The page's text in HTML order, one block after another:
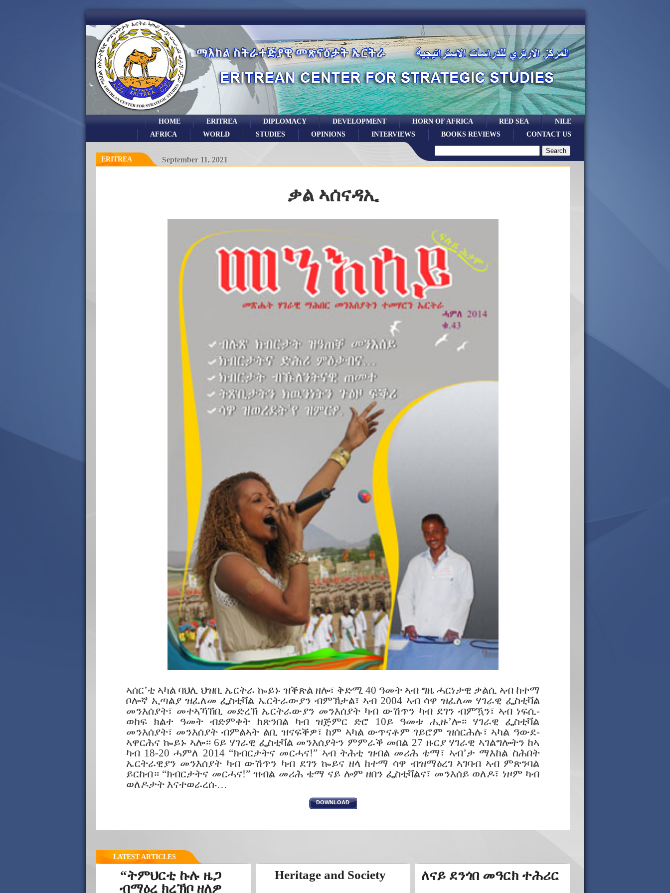
NILE
RED SEA
HORN OF AFRICA
DEVELOPMENT
DIPLOMACY
ERITREA
HOME
CONTACT US
BOOKS REVIEWS
INTERVIEWS
OPINIONS
STUDIES
WORLD
AFRICA
ERITREA September 11, 2021
ቃል ኣሰናዳኢ
ኣሰር’ቲ ኣካል ባህሊ ህዝቢ ኤርትራ ኰይኑ ዝቕጽል ዘሎ፣ ቅድሚ 40 ዓመት ኣብ ግዜ ሓርነታዊ ቃልሲ ኣብ ከተማ
ቦሎኛ ኢጣልያ ዝፈለመ ፌስቲቫል ኤርትራውያን ብምኽታል፣ ኣብ 2004 ኣብ ሳዋ ዝፈለመ ሃገራዊ ፌስቲቫል
መንእሰያት፣ መተኣኻኸቢ መድረኽ ኤርትራውያን መንእሰያት ካብ ውሽጥን ካብ ደገን ብምዃን፣ ኣብ ነፍሲ-
ወከፍ ክልተ ዓመት ብድምቀት ክጽንበል ካብ ዝጅምር ድሮ 10ይ ዓመቱ ሒዙ’ሎ። ሃገራዊ ፌስቲቫል
መንእሰያት፣ መንእሰያት ብምልኣት ልቢ ዝናፍቕዎ፣ ከም ኣካል ውጥናቶም ገይሮም ዝሰርሕሉ፣ ኣካል ዓውደ-
ኣዋርሕና ኰይኑ ኣሎ። 6ይ ሃገራዊ ፌስቲቫል መንእሰያትን ምምራቕ መበል 27 ዙርያ ሃገራዊ ኣገልግሎትን ከኣ
ካብ 18-20 ሓምለ 2014 “ክብርታትና መርሓና!” ኣብ ትሕቲ ዝብል መሪሕ ቴማ፣ ኣብ’ታ ማእከል ስሕበት
ኤርትራዊያን መንእሰያት ካብ ውሽጥን ካብ ደገን ኰይና ዘላ ከተማ ሳዋ ብዝማዕረገ ኣገባብ ኣብ ምጽንባል
ይርከብ። “ክብርታትና መርሓና!” ዝብል መሪሕ ቴማ ናይ ሎም ዘበን ፌስቲቫልና፣ መንእሰይ ወለዶ፣ ነዞም ካብ
ወለዶታት እናተወራረሱ…
DOWNLOAD
LATEST ARTICLES
“ትምህርቲ ኩሉ ዜጋ
ብማዕረ ክረኽቦ ዘለዎ
Heritage and Society ለናይ ደንጎበ መዓርክ ተሕሪር